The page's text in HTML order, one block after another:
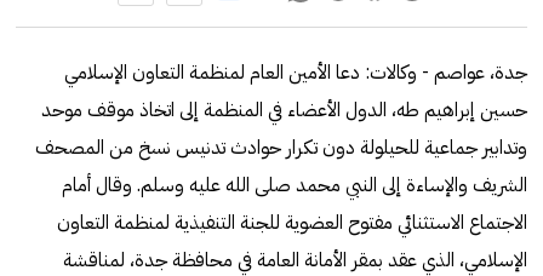
جدة، عواصم - وكالات: دعا الأمين العام لمنظمة التعاون الإسلامي
حسين إبراهيم طه، الدول الأعضاء في المنظمة إلى اتخاذ موقف موحد
وتدابير جماعية للحيلولة دون تكرار حوادث تدنيس نسخ من المصحف
الشريف والإساءة إلى النبي محمد صلى الله عليه وسلم. وقال أمام
الاجتماع الاستثنائي مفتوح العضوية للجنة التنفيذية ل‍منظمة التعاون
الإسلامي، الذي عقد بمقر الأمانة العامة في محافظة جدة، لمناقشة